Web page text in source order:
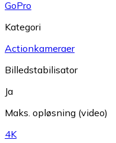
GoPro
Kategori
Actionkameraer
Billedstabilisator
Ja
Maks. opløsning (video)
4K